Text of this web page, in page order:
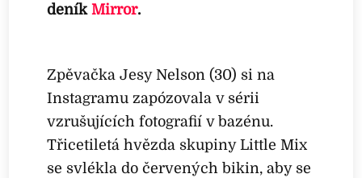
deníkMirror.
Zpěvačka Jesy Nelson (30) si na
Instagramu zapózovala v sérii
vzrušujících fotografií v bazénu.
Třicetiletá hvězda skupiny Little Mix
se svlékla do červených bikin, aby se